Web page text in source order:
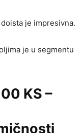
je impresivna.
je u segmentu
KS –